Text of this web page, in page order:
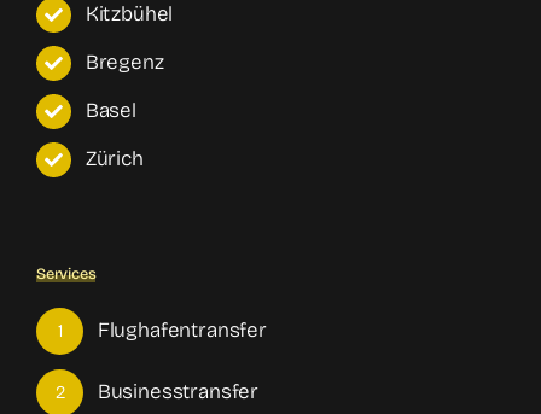
Kitzbühel
Bregenz
Basel
Zürich
Services
1 Flughafentransfer
2 Businesstransfer